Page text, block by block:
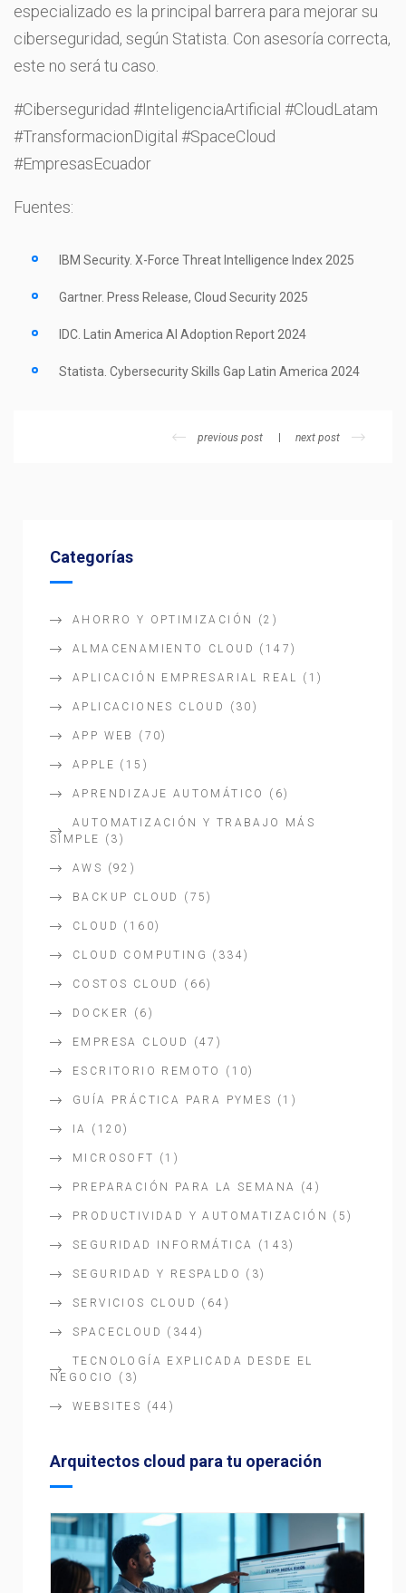
especializado es la principal barrera para mejorar su
ciberseguridad, según Statista. Con asesoría correcta,
este no será tu caso.
#Ciberseguridad #InteligenciaArtificial #CloudLatam
#TransformacionDigital #SpaceCloud
#EmpresasEcuador
Fuentes:
IBM Security. X-Force Threat Intelligence Index 2025
Gartner. Press Release, Cloud Security 2025
IDC. Latin America AI Adoption Report 2024
Statista. Cybersecurity Skills Gap Latin America 2024
previous post next post
Categorías
AHORRO Y OPTIMIZACIÓN (2)
ALMACENAMIENTO CLOUD (147)
APLICACIÓN EMPRESARIAL REAL (1)
APLICACIONES CLOUD (30)
APP WEB (70)
APPLE (15)
APRENDIZAJE AUTOMÁTICO (6)
AUTOMATIZACIÓN Y TRABAJO MÁS
SIMPLE
(3)
AWS (92)
BACKUP CLOUD (75)
CLOUD (160)
CLOUD COMPUTING (334)
COSTOS CLOUD (66)
DOCKER (6)
EMPRESA CLOUD (47)
ESCRITORIO REMOTO (10)
GUÍA PRÁCTICA PARA PYMES (1)
IA (120)
MICROSOFT (1)
PREPARACIÓN PARA LA SEMANA (4)
PRODUCTIVIDAD Y AUTOMATIZACIÓN (5)
SEGURIDAD INFORMÁTICA (143)
SEGURIDAD Y RESPALDO (3)
SERVICIOS CLOUD (64)
SPACECLOUD (344)
TECNOLOGÍA EXPLICADA DESDE EL
NEGOCIO
(3)
WEBSITES (44)
Arquitectos cloud para tu operación